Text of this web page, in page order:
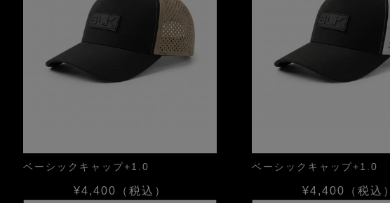
ベーシックキャップ+1.0
¥4,400 （税込）
ベーシックキャップ+1.0
¥4,400 （税込）